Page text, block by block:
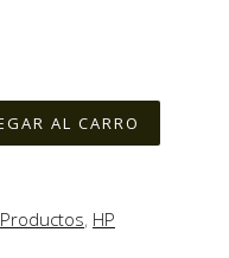
Productos, HP